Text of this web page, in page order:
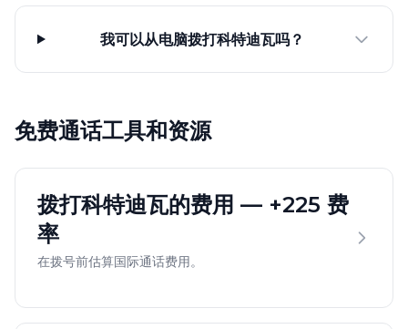
我可以从电脑拨打科特迪瓦吗？
免费通话工具和资源
拨打科特迪瓦的费用 — +225 费
率
在拨号前估算国际通话费用。